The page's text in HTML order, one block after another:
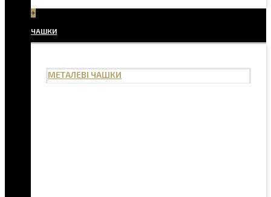
+
ЧАШКИ
МЕТАЛЕВІ ЧАШКИ